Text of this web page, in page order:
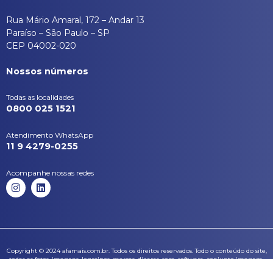
Rua Mário Amaral, 172 – Andar 13
Paraíso – São Paulo – SP
CEP 04002-020
Nossos números
Todas as localidades
0800 025 1521
Atendimento WhatsApp
11 9 4279-0255
Acompanhe nossas redes
I
n
g
a
L
i
d
n
Copyright © 2024 afamais.com.br. Todos os direitos reservados. Todo o conteúdo do site,